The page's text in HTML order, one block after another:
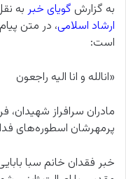
به گزارش گویای خبر به
ارشاد اسلامی، در متن
است:
«انالله و انا الیه راجعون
مادران سرافراز
پرمهرشان اسطوره‌های
خبر فقدان خانم سبا